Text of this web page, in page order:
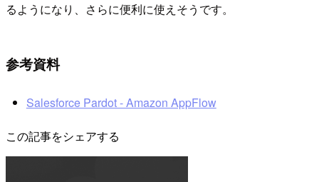
るようになり、さらに便利に使えそうです。
参考資料
Salesforce Pardot - Amazon AppFlow
この記事をシェアする